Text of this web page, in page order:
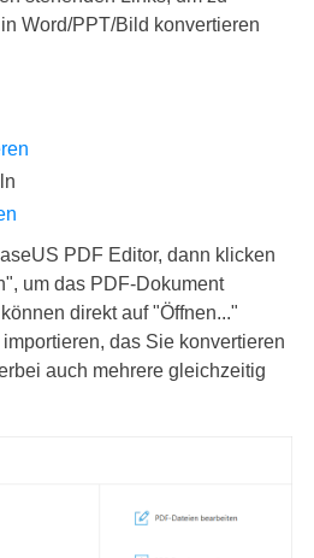
Word/PPT/Bild konvertieren
PDF Editor, dann klicken
um das PDF-Dokument
direkt auf "Öffnen..."
das Sie konvertieren
auch mehrere gleichzeitig